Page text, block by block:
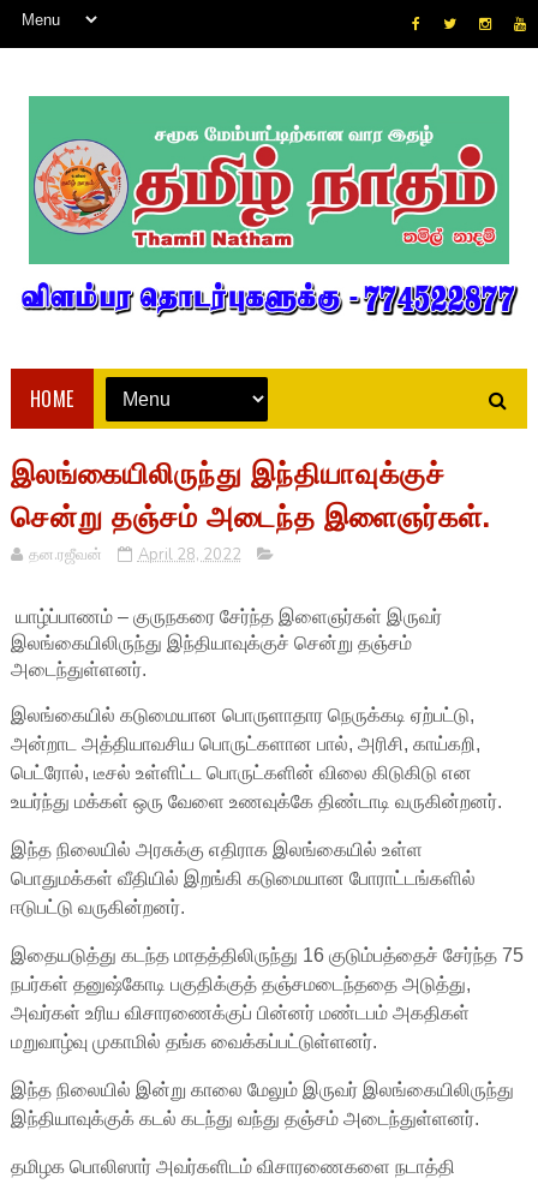
HOME
இலங்கையிலிருந்து இந்தியாவுக்குச்
சென்று தஞ்சம் அடைந்த இளைஞர்கள்.
தன.ரஜீவன் April 28, 2022
யாழ்ப்பாணம் – குருநகரை சேர்ந்த இளைஞர்கள் இருவர்
இலங்கையிலிருந்து இந்தியாவுக்குச் சென்று தஞ்சம்
அடைந்துள்ளனர்.
இலங்கையில் கடுமையான பொருளாதார நெருக்கடி ஏற்பட்டு,
அன்றாட அத்தியாவசிய பொருட்களான பால், அரிசி, காய்கறி,
பெட்ரோல், டீசல் உள்ளிட்ட பொருட்களின் விலை கிடுகிடு என
உயர்ந்து மக்கள் ஒரு வேளை உணவுக்கே திண்டாடி வருகின்றனர்.
இந்த நிலையில் அரசுக்கு எதிராக இலங்கையில் உள்ள
பொதுமக்கள் வீதியில் இறங்கி கடுமையான போராட்டங்களில்
ஈடுபட்டு வருகின்றனர்.
இதையடுத்து கடந்த மாதத்திலிருந்து 16 குடும்பத்தைச் சேர்ந்த 75
நபர்கள் தனுஷ்கோடி பகுதிக்குத் தஞ்சமடைந்ததை அடுத்து,
அவர்கள் உரிய விசாரணைக்குப் பின்னர் மண்டபம் அகதிகள்
மறுவாழ்வு முகாமில் தங்க வைக்கப்பட்டுள்ளனர்.
இந்த நிலையில் இன்று காலை மேலும் இருவர் இலங்கையிலிருந்து
இந்தியாவுக்குக் கடல் கடந்து வந்து தஞ்சம் அடைந்துள்ளனர்.
தமிழக பொலிஸார் அவர்களிடம் விசாரணைகளை நடாத்தி